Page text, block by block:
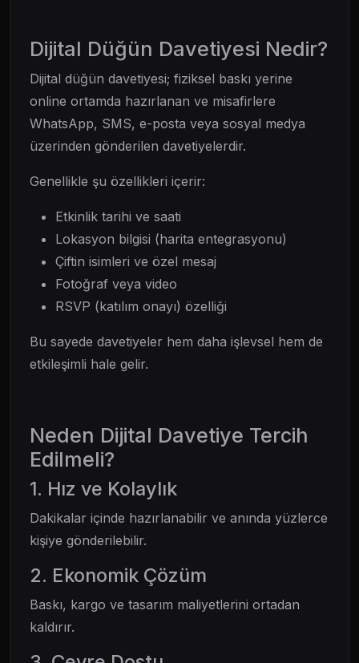
Dijital Düğün Davetiyesi Nedir?
Dijital düğün davetiyesi; fiziksel baskı yerine
online ortamda hazırlanan ve misafirlere
WhatsApp, SMS, e-posta veya sosyal medya
üzerinden gönderilen davetiyelerdir.
Genellikle şu özellikleri içerir:
Etkinlik tarihi ve saati
Lokasyon bilgisi (harita entegrasyonu)
Çiftin isimleri ve özel mesaj
Fotoğraf veya video
RSVP (katılım onayı) özelliği
Bu sayede davetiyeler hem daha işlevsel hem de
etkileşimli hale gelir.
Neden Dijital Davetiye Tercih
Edilmeli?
1. Hız ve Kolaylık
Dakikalar içinde hazırlanabilir ve anında yüzlerce
kişiye gönderilebilir.
2. Ekonomik Çözüm
Baskı, kargo ve tasarım maliyetlerini ortadan
kaldırır.